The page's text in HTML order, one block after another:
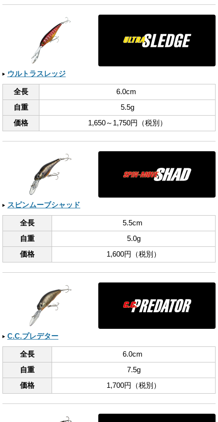
ウルトラスレッジ
全長
6.0cm
自重
5.5g
価格
1,650～1,750円（税別）
スピンムーブシャッド
全長
5.5cm
自重
5.0g
価格
1,600円（税別）
C.C.プレデター
全長
6.0cm
自重
7.5g
価格
1,700円（税別）